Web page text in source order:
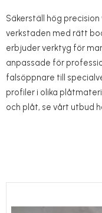
Säkerställ hög
verkstaden med rätt
erbjuder verktyg för
anpassade för
falsöppnare till
profiler i olika
och plåt, se vårt utbud